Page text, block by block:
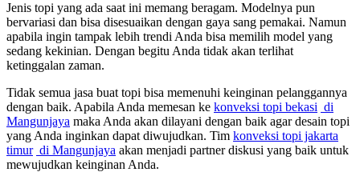
Jenis topi yang ada saat ini memang beragam. Modelnya pun
bervariasi dan bisa disesuaikan dengan gaya sang pemakai. Namun
apabila ingin tampak lebih trendi Anda bisa memilih model yang
sedang kekinian. Dengan begitu Anda tidak akan terlihat
ketinggalan zaman.
Tidak semua jasa buat topi bisa memenuhi keinginan pelanggannya
dengan baik. Apabila Anda memesan ke konveksi topi bekasi di
Mangunjaya maka Anda akan dilayani dengan baik agar desain topi
yang Anda inginkan dapat diwujudkan. Tim konveksi topi jakarta
timur di Mangunjaya akan menjadi partner diskusi yang baik untuk
mewujudkan keinginan Anda.